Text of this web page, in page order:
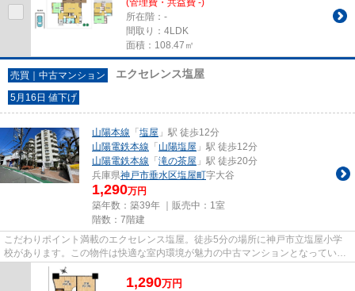
(管理費・共益費 -)
所在階：-
間取り：4LDK
面積：108.47㎡
売買｜中古マンション エクセレンス塩屋
5月16日 値下げ
山陽本線 「 塩屋 」駅 徒歩12分
山陽電鉄本線 「 山陽塩屋 」駅 徒歩12分
山陽電鉄本線 「 滝の茶屋 」駅 徒歩20分
兵庫県神戸市垂水区塩屋町字大谷
1,290万円
築年数：築39年 ｜販売中： 1室
階数：7階建
こだわりポイント満載のエクセレンス塩屋。徒歩5分の場所に神戸市立塩屋小学
校があります。この物件は快適な室内環境が魅力の中古マンションとなっていま
す。駅から徒歩12分の物件です...
1,290万円